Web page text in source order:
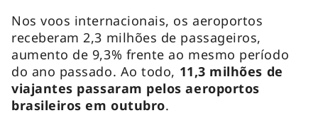
Nos voos internacionais, os aeroportos
receberam 2,3 milhões de passageiros,
aumento de 9,3% frente ao mesmo período
do ano passado. Ao todo, 11,3 milhões de
viajantes passaram pelos aeroportos
brasileiros em outubro.